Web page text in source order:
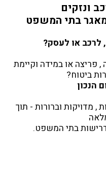
ונזקים
בתי המשפט
לרכב או לעסק?
ביטוח?
הנכון
בתי המשפט.